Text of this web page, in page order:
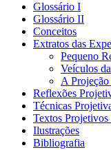
Glossário I
Glossário II
Conceitos
Extratos das
Pequeno
Veículos
A
Reflexões
Técnicas
Textos Projetivos
Ilustrações
Bibliografia